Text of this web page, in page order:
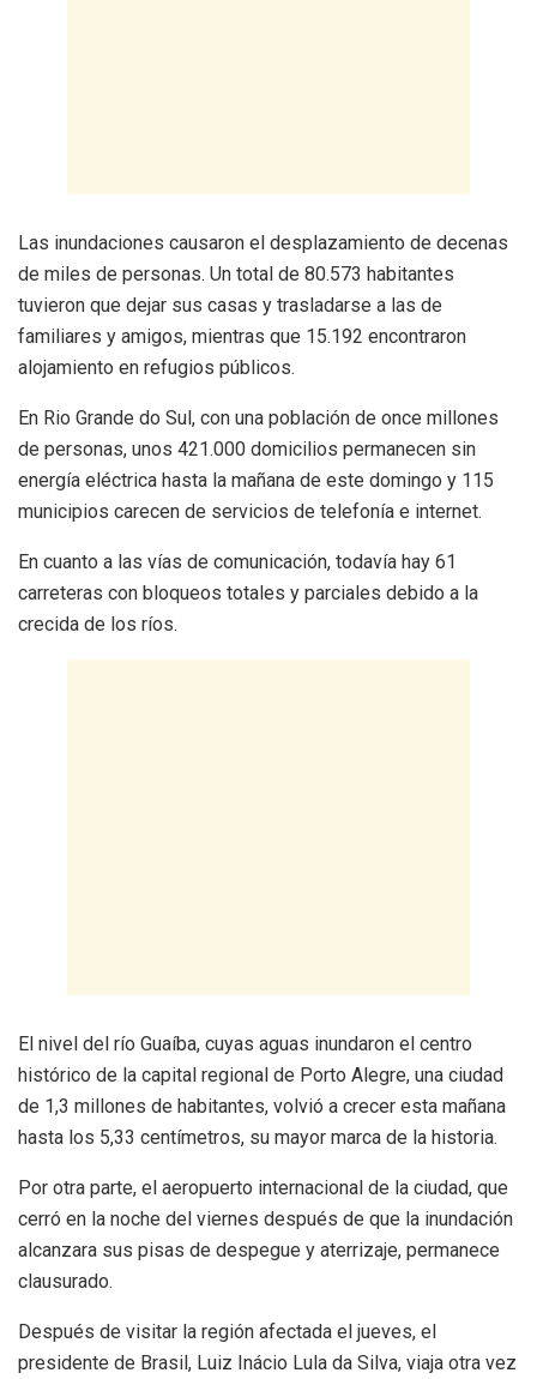
Las inundaciones causaron el desplazamiento de decenas
de miles de personas. Un total de 80.573 habitantes
tuvieron que dejar sus casas y trasladarse a las de
familiares y amigos, mientras que 15.192 encontraron
alojamiento en refugios públicos.
En Rio Grande do Sul, con una población de once millones
de personas, unos 421.000 domicilios permanecen sin
energía eléctrica hasta la mañana de este domingo y 115
municipios carecen de servicios de telefonía e internet.
En cuanto a las vías de comunicación, todavía hay 61
carreteras con bloqueos totales y parciales debido a la
crecida de los ríos.
El nivel del río Guaíba, cuyas aguas inundaron el centro
histórico de la capital regional de Porto Alegre, una ciudad
de 1,3 millones de habitantes, volvió a crecer esta mañana
hasta los 5,33 centímetros, su mayor marca de la historia.
Por otra parte, el aeropuerto internacional de la ciudad, que
cerró en la noche del viernes después de que la inundación
alcanzara sus pisas de despegue y aterrizaje, permanece
clausurado.
Después de visitar la región afectada el jueves, el
presidente de Brasil, Luiz Inácio Lula da Silva, viaja otra vez